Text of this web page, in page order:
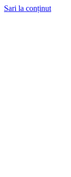
Sari la conținut